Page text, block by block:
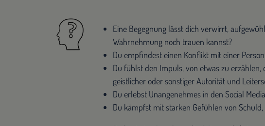
Eine Begegnung lässt dich verwirrt,
Wahrnehmung noch trauen kannst?
Du empfindest einen Konflikt mit einer
Du fühlst den Impuls, von etwas zu
geistlicher oder sonstiger Autorität und
Du erlebst Unangenehmes in den Social
Du kämpfst mit starken Gefühlen von